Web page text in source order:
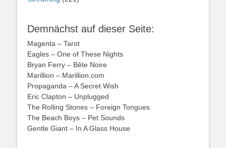
Demnächst auf dieser Seite:
Magenta – Tarot
Eagles – One of These Nights
Bryan Ferry – Bête Noire
Marillion – Marillion.com
Propaganda – A Secret Wish
Eric Clapton – Unplugged
The Rolling Stones – Foreign Tongues
The Beach Boys – Pet Sounds
Gentle Giant – In A Glass House